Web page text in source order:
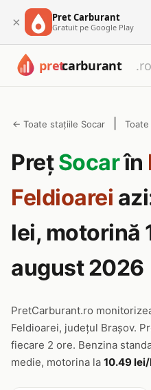
× Pret Carburant
Gratuit pe Google Play
← Toate stațiile Socar
PrețSocarîn
Feldioarei
lei, motorină
august 2026
PretCarburant.ro
Feldioarei, județul Brașov.
fiecare 2 ore. Benzina
medie, motorina la 10.49